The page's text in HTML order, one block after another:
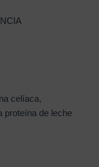
celíaca,
proteína de leche